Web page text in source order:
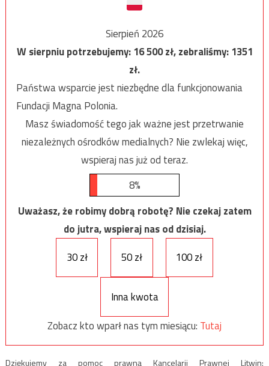
Sierpień 2026
W sierpniu potrzebujemy:16 500zł, zebraliśmy:1351
zł.
Państwa wsparcie jest niezbędne dla funkcjonowania
Fundacji Magna Polonia.
Masz świadomość tego jak ważne jest przetrwanie
niezależnych ośrodków medialnych? Nie zwlekaj więc,
wspieraj nas już od teraz.
8%
Uważasz, że robimy dobrą robotę? Nie czekaj zatem
do jutra, wspieraj nas od dzisiaj.
30 zł
50 zł 100 zł
Inna kwota
Zobacz kto wparł nas tym miesiącu: Tutaj
Dziękujemy za pomoc prawną Kancelarii Prawnej Litwin: